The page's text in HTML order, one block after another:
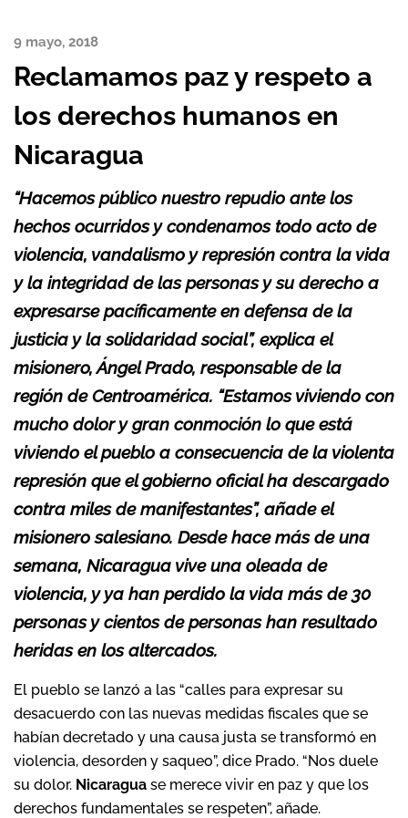
9 mayo, 2018
Reclamamos paz y respeto a
los derechos humanos en
Nicaragua
“Hacemos público nuestro repudio ante los
hechos ocurridos y condenamos todo acto de
violencia, vandalismo y represión contra la vida
y la integridad de las personas y su derecho a
expresarse pacíficamente en defensa de la
justicia y la solidaridad social”, explica el
misionero, Ángel Prado, responsable de la
región de Centroamérica. “Estamos viviendo con
mucho dolor y gran conmoción lo que está
viviendo el pueblo a consecuencia de la violenta
represión que el gobierno oficial ha descargado
contra miles de manifestantes”, añade el
misionero salesiano. Desde hace más de una
semana, Nicaragua vive una oleada de
violencia, y ya han perdido la vida más de 30
personas y cientos de personas han resultado
heridas en los altercados.
El pueblo se lanzó a las “calles para expresar su
desacuerdo con las nuevas medidas fiscales que se
habían decretado y una causa justa se transformó en
violencia, desorden y saqueo”, dice Prado. “Nos duele
su dolor. Nicaragua se merece vivir en paz y que los
derechos fundamentales se respeten”, añade.